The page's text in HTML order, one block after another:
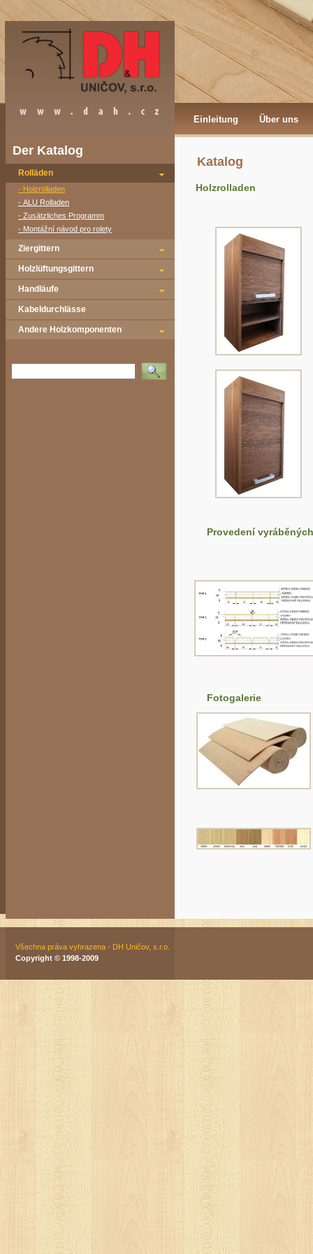
Einleitung Über uns
Der Katalog
Rolläden
- Holzrolladen
- ALU Rolladen
- Zusätzliches Programm
- Montážní návod pro rolety
Ziergittern
Holzlüftungsgittern
Handläufe
Kabeldurchlässe
Andere Holzkomponenten
Vyhledat
Katalog
Holzrolladen
Provedení
Fotogalerie
Všechna práva vyhrazena - DH Uničov, s.r.o.
Copyright © 1998-2009